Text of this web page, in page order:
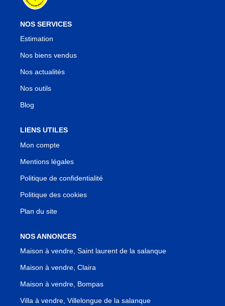
NOS SERVICES
Estimation
Nos biens vendus
Nos actualités
Nos outils
Blog
LIENS UTILES
Mon compte
Mentions légales
Politique de confidentialité
Politique des cookies
Plan du site
NOS ANNONCES
Maison à vendre, Saint laurent de la salanque
Maison à vendre, Claira
Maison à vendre, Bompas
Villa à vendre, Villelongue de la salanque